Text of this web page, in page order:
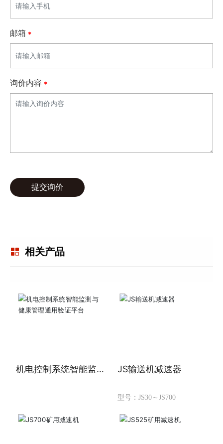
邮箱
询价内容
提交询价
相关产品
机电控制系统智能监测
JS输送机减速器
型号：JS30～JS700